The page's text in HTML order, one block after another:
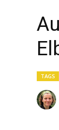
TAGS